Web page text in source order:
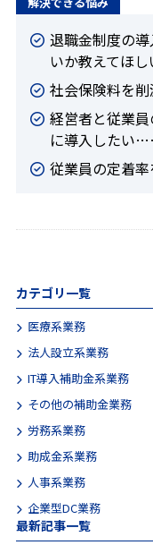
退職金制度の
いか教えてほ
社会保険料を
経営者と従業
に導入したい
従業員の定着
カテゴリ一覧
医療系業務
法人設立系業務
IT導入補助金系業務
その他の補助金業務
労務系業務
助成金系業務
人事系業務
企業型DC業務
最新記事一覧
ご質問やご相談が
専門スタッフが丁寧